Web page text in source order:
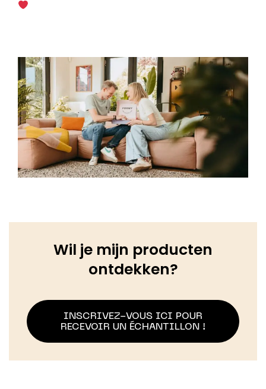
Wil je mijn producten
ontdekken?
INSCRIVEZ-VOUS ICI POUR
RECEVOIR UN ÉCHANTILLON !